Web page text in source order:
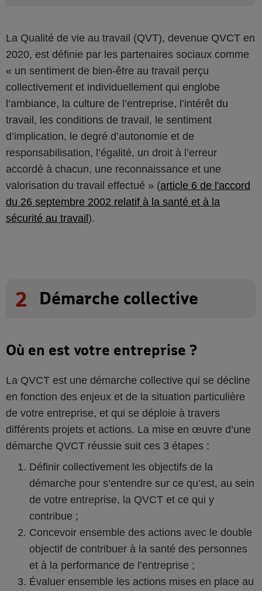
La Qualité de vie au travail (QVT), devenue QVCT en
2020, est définie par les partenaires sociaux comme
« un sentiment de bien-être au travail perçu
collectivement et individuellement qui englobe
l’ambiance, la culture de l’entreprise, l’intérêt du
travail, les conditions de travail, le sentiment
d’implication, le degré d’autonomie et de
responsabilisation, l’égalité, un droit à l’erreur
accordé à chacun, une reconnaissance et une
valorisation du travail effectué » (article 6 de l'accord
du 26 septembre 2002 relatif à la santé et à la
sécurité au travail ).
2 Démarche collective
Où en est votre entreprise ?
La QVCT est une démarche collective qui se décline
en fonction des enjeux et de la situation particulière
de votre entreprise, et qui se déploie à travers
différents projets et actions. La mise en œuvre d’une
démarche QVCT réussie suit ces 3 étapes :
Définir collectivement les objectifs de la
démarche pour s’entendre sur ce qu’est, au sein
de votre entreprise, la QVCT et ce qui y
contribue ;
Concevoir ensemble des actions avec le double
objectif de contribuer à la santé des personnes
et à la performance de l’entreprise ;
Évaluer ensemble les actions mises en place au